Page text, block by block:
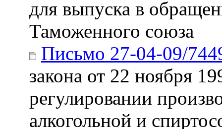
для выпуска в
Таможенного союза
Письмо 27-04-09/
закона от 22 ноября
регулировании
алкогольной и